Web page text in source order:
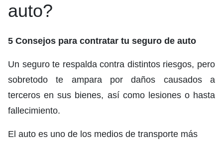
auto?
5 Consejos para contratar tu seguro de auto
Un seguro te respalda contra distintos riesgos, pero
sobretodo te ampara por daños causados a
terceros en sus bienes, así como lesiones o hasta
fallecimiento.
El auto es uno de los medios de transporte más